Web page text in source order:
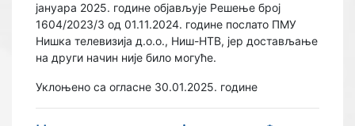
јануара 2025. године објављује Решење број
1604/2023/3 од 01.11.2024. године послато ПМУ
Нишка телевизија д.о.о., Ниш-НТВ, јер достављање
на други начин није било могуће.
Уклоњено са огласне 30.01.2025. године